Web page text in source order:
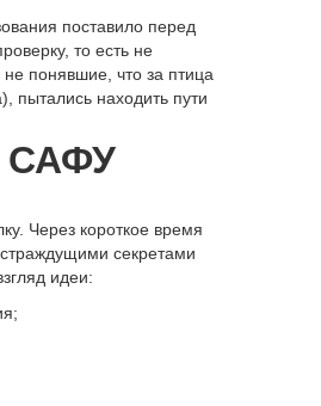
поставило перед
то есть не
понявшие, что за птица
пытались находить пути
САФУ
Через короткое время
секретами
идеи: